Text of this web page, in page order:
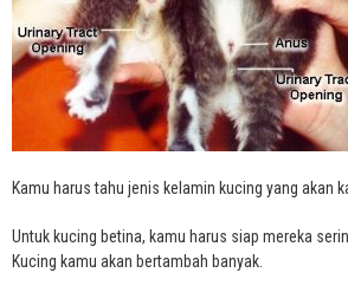
Kamu harus tahu jenis kelamin kucing yang akan
Untuk kucing betina, kamu harus siap mereka
Kucing kamu akan bertambah banyak.